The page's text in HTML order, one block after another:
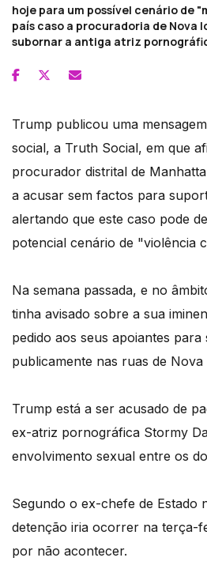
hoje para um possível cenário de
país caso a procuradoria de Nova
subornar a antiga atriz
Trump publicou uma
social, a Truth Social, em que
procurador distrital de
a acusar sem factos para
alertando que este caso pode
potencial cenário de "violência
Na semana passada, e no
tinha avisado sobre a sua
pedido aos seus apoiantes para
publicamente nas ruas de Nova
Trump está a ser acusado de
ex-atriz pornográfica Stormy
envolvimento sexual entre os
Segundo o ex-chefe de Estado
detenção iria ocorrer na terça-
por não acontecer.